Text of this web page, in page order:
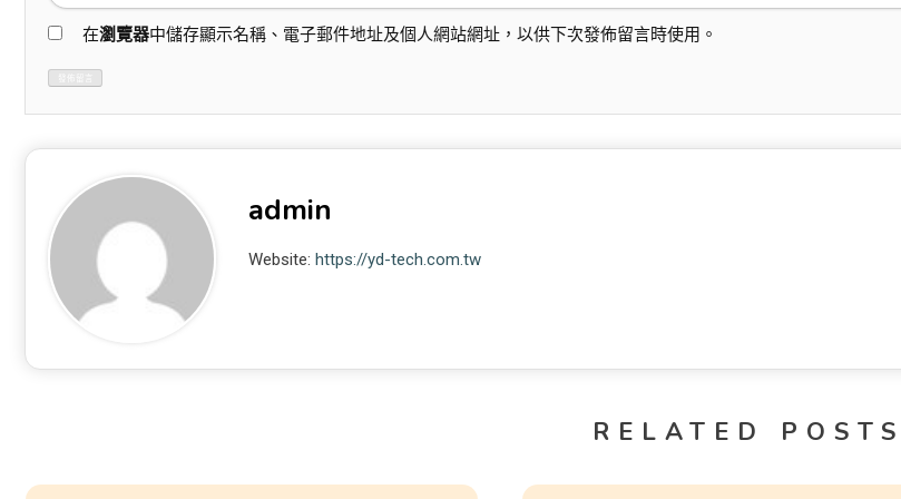
在瀏覽器中儲存顯示名稱、電子郵件地址及個人網站網址，以供下次發佈留言時使用。
admin
Website: https://yd-tech.com.tw
RELATED POSTS